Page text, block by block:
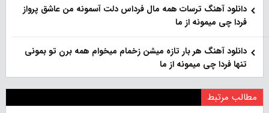
دانلود آهنگ ترسات همه مال فرداس دلت آسمونه من عاشق پرواز
فردا چی میمونه از ما
دانلود آهنگ هر بار تازه میشن زخمام میخوام همه برن تو بمونی
تنها فردا چی میمونه از ما
مطالب مرتبط